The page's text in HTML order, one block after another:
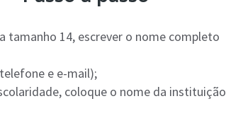
14, escrever o nome completo
e e-mail);
coloque o nome da instituição